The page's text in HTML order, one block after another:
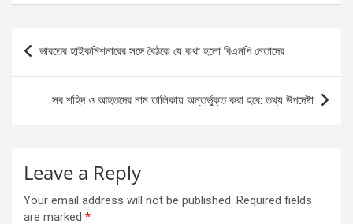
Post
navigation
ভারতের হাইকমিশনারের সঙ্গে বৈঠকে যে কথা হলো বিএনপি নেতাদের
সব শহিদ ও আহতদের নাম তালিকায় অন্তর্ভুক্ত করা হবে: তথ্য উপদেষ্টা
Leave a Reply
Your email address will not be published. Required fields
are marked *